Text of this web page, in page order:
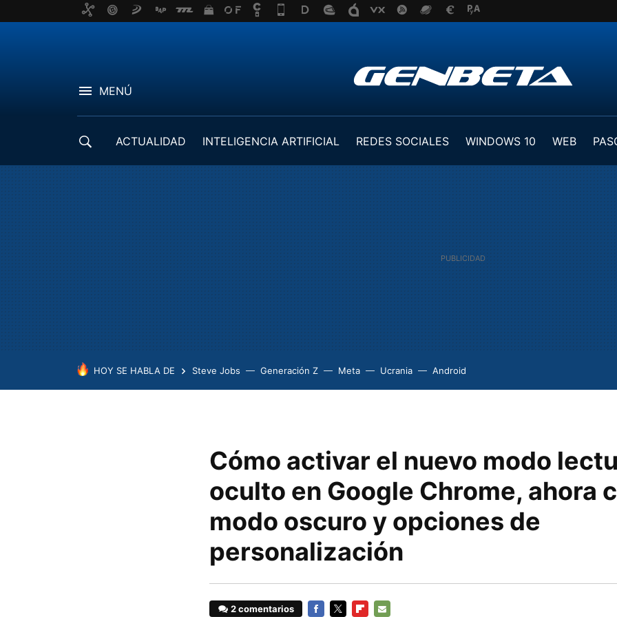
MENÚ
ACTUALIDAD INTELIGENCIA ARTIFICIAL REDES SOCIALES WINDOWS 10 WEB
HOY SE HABLA DE Steve Jobs Generación Z Meta Ucrania Android
Cómo activar el nuevo modo
oculto en Google Chrome, ahora
modo oscuro y opciones de
personalización
2 comentarios